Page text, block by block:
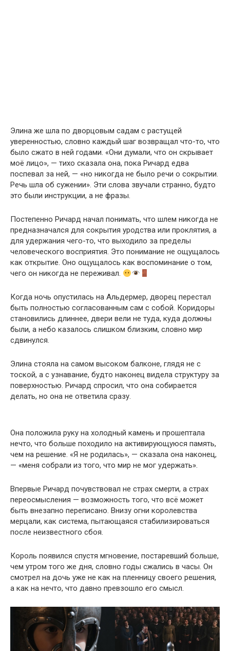
Элина же шла по дворцовым садам с растущей
уверенностью, словно каждый шаг возвращал что-то, что
было сжато в ней годами. «Они думали, что он скрывает
моё лицо», — тихо сказала она, пока Ричард едва
поспевал за ней, — «но никогда не было речи о сокрытии.
Речь шла об сужении». Эти слова звучали странно, будто
это были инструкции, а не фразы.
Постепенно Ричард начал понимать, что шлем никогда не
предназначался для сокрытия уродства или проклятия, а
для удержания чего-то, что выходило за пределы
человеческого восприятия. Это понимание не ощущалось
как открытие. Оно ощущалось как воспоминание о том,
чего он никогда не переживал.
Когда ночь опустилась на Альдермер, дворец перестал
быть полностью согласованным сам с собой. Коридоры
становились длиннее, двери вели не туда, куда должны
были, а небо казалось слишком близким, словно мир
сдвинулся.
Элина стояла на самом высоком балконе, глядя не с
тоской, а с узнавание, будто наконец видела структуру за
поверхностью. Ричард спросил, что она собирается
делать, но она не ответила сразу.
Она положила руку на холодный камень и прошептала
нечто, что больше походило на активирующуюся память,
чем на решение. «Я не родилась», — сказала она наконец,
— «меня собрали из того, что мир не мог удержать».
Впервые Ричард почувствовал не страх смерти, а страх
переосмысления — возможность того, что всё может
быть внезапно переписано. Внизу огни королевства
мерцали, как система, пытающаяся стабилизироваться
после неизвестного сбоя.
Король появился спустя мгновение, постаревший больше,
чем утром того же дня, словно годы сжались в часы. Он
смотрел на дочь уже не как на пленницу своего решения,
а как на нечто, что давно превзошло его смысл.